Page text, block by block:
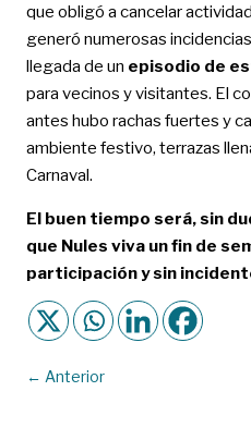
que obligó a cancelar
generó numerosas
llegada de un episodio de
para vecinos y visitantes. El
antes hubo rachas fuertes y
ambiente festivo, terrazas
Carnaval.
El buen tiempo será, sin
que Nules viva un fin de
participación y sin
← Anterior